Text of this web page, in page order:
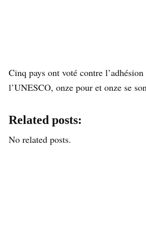
Cinq pays ont voté contre
l’UNESCO, onze pour et onze se
Related posts:
No related posts.